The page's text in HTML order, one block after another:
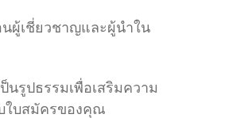
นผู้เชี่ยวชาญและผู้นำใน
นรูปธรรมเพื่อเสริมความ
ใบสมัครของคุณ